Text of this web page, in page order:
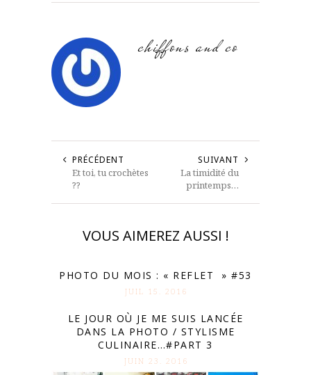
chiffons and co
PRÉCÉDENT
Et toi, tu crochètes
??
SUIVANT
La timidité du
printemps…
VOUS AIMEREZ AUSSI !
PHOTO DU MOIS : « REFLET » #53
JUIL 15. 2016
LE JOUR OÙ JE ME SUIS LANCÉE
DANS LA PHOTO / STYLISME
CULINAIRE…#PART 3
JUIN 23. 2016